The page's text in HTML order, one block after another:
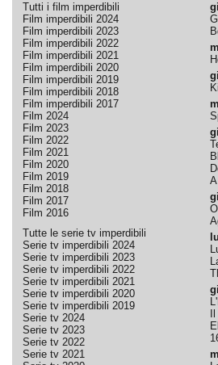
Tutti i film imperdibili
Film imperdibili 2024
Film imperdibili 2023
Film imperdibili 2022
Film imperdibili 2021
Film imperdibili 2020
Film imperdibili 2019
Film imperdibili 2018
Film imperdibili 2017
Film 2024
Film 2023
Film 2022
Film 2021
Film 2020
Film 2019
Film 2018
Film 2017
Film 2016
Tutte le serie tv imperdibili
Serie tv imperdibili 2024
Serie tv imperdibili 2023
Serie tv imperdibili 2022
Serie tv imperdibili 2021
Serie tv imperdibili 2020
Serie tv imperdibili 2019
Serie tv 2024
Serie tv 2023
Serie tv 2022
Serie tv 2021